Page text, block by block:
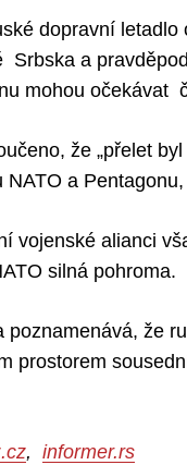
dopravní
Srbska a
mohou očekávat
že „přelet
NATO a
vojenské alianci
silná pohroma.
poznamenává, že
prostorem
, informer.rs